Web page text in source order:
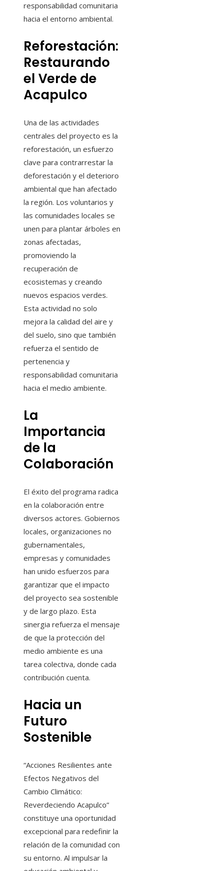
responsabilidad comunitaria
hacia el entorno ambiental.
Reforestación:
Restaurando
el Verde de
Acapulco
Una de las actividades
centrales del proyecto es la
reforestación, un esfuerzo
clave para contrarrestar la
deforestación y el deterioro
ambiental que han afectado
la región. Los voluntarios y
las comunidades locales se
unen para plantar árboles en
zonas afectadas,
promoviendo la
recuperación de
ecosistemas y creando
nuevos espacios verdes.
Esta actividad no solo
mejora la calidad del aire y
del suelo, sino que también
refuerza el sentido de
pertenencia y
responsabilidad comunitaria
hacia el medio ambiente.
La
Importancia
de la
Colaboración
El éxito del programa radica
en la colaboración entre
diversos actores. Gobiernos
locales, organizaciones no
gubernamentales,
empresas y comunidades
han unido esfuerzos para
garantizar que el impacto
del proyecto sea sostenible
y de largo plazo. Esta
sinergia refuerza el mensaje
de que la protección del
medio ambiente es una
tarea colectiva, donde cada
contribución cuenta.
Hacia un
Futuro
Sostenible
“Acciones Resilientes ante
Efectos Negativos del
Cambio Climático:
Reverdeciendo Acapulco”
constituye una oportunidad
excepcional para redefinir la
relación de la comunidad con
su entorno. Al impulsar la